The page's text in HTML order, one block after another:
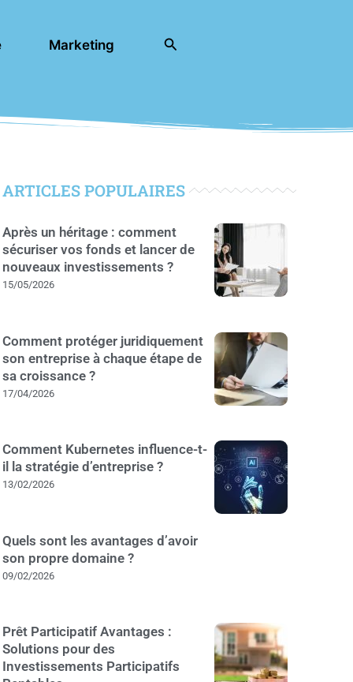
Marketing Rechercher
ARTICLES POPULAIRES
Après un héritage : comment
sécuriser vos fonds et lancer de
nouveaux investissements ?
15/05/2026
Comment protéger juridiquement
son entreprise à chaque étape de
sa croissance ?
17/04/2026
Comment Kubernetes influence-t-
il la stratégie d’entreprise ?
13/02/2026
Quels sont les avantages d’avoir
son propre domaine ?
09/02/2026
Prêt Participatif Avantages :
Solutions pour des
Investissements Participatifs